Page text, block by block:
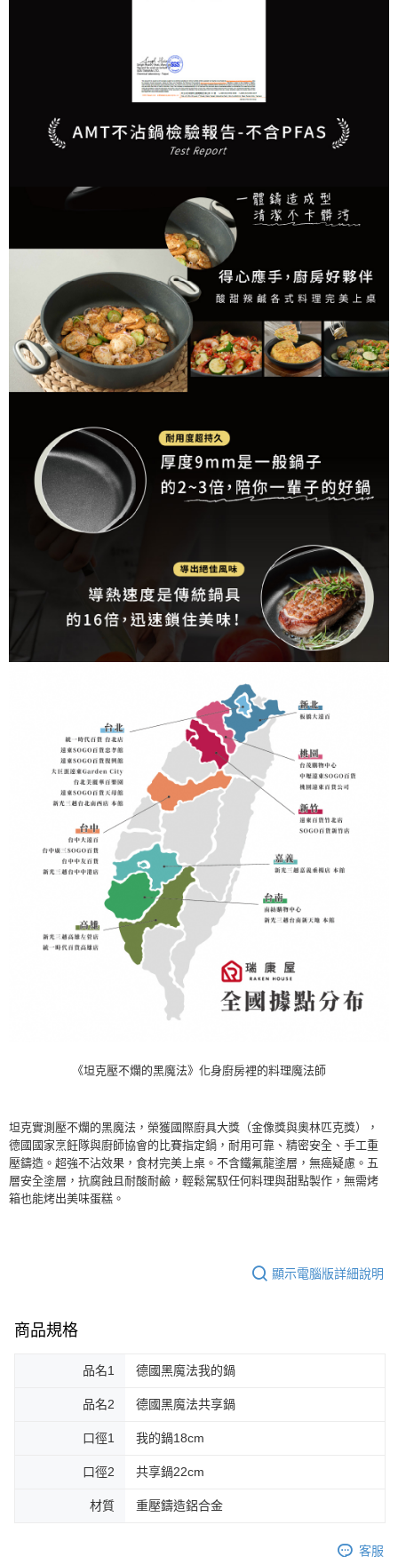
《坦克壓不爛的黑魔法》化身廚房裡的料理魔法師
坦克實測壓不爛的黑魔法，榮獲國際廚具大獎（金像獎與奧林匹克獎），
德國國家烹飪隊與廚師協會的比賽指定鍋，耐用可靠、精密安全、手工重
壓鑄造。超強不沾效果，食材完美上桌。不含鐵氟龍塗層，無癌疑慮。五
層安全塗層，抗腐蝕且耐酸耐鹼，輕鬆駕馭任何料理與甜點製作，無需烤
箱也能烤出美味蛋糕。
顯示電腦版詳細說明
商品規格
品名1 德國黑魔法我的鍋
品名2 德國黑魔法共享鍋
口徑1 我的鍋18cm
口徑2 共享鍋22cm
材質 重壓鑄造鋁合金
客服